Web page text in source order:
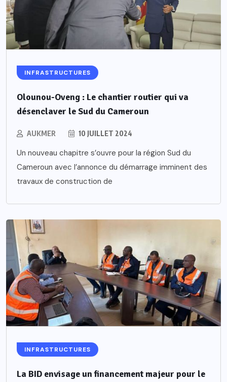
INFRASTRUCTURES
Olounou-Oveng : Le chantier routier qui va
désenclaver le Sud du Cameroun
AUKMER 10 JUILLET 2024
Un nouveau chapitre s’ouvre pour la région Sud du
Cameroun avec l’annonce du démarrage imminent des
travaux de construction de
INFRASTRUCTURES
La BID envisage un financement majeur pour le